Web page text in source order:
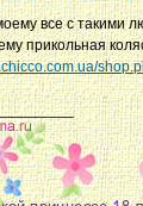
все с такими
прикольная